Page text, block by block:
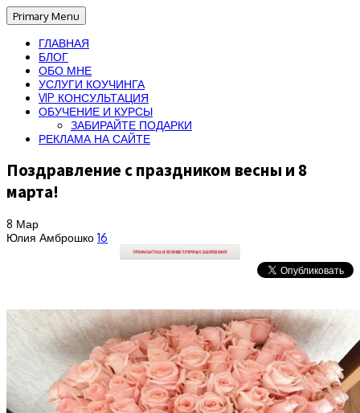
Primary Menu
ГЛАВНАЯ
БЛОГ
ОБО МНЕ
УСЛУГИ КОУЧИНГА
VIP КОНСУЛЬТАЦИЯ
ОБУЧЕНИЕ И КУРСЫ
ЗАБИРАЙТЕ ПОДАРКИ
РЕКЛАМА НА САЙТЕ
Поздравление с праздником весны и 8
марта!
8 Мар
Юлия Амброшко 16